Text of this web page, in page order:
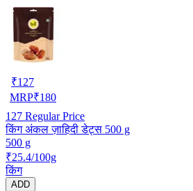
₹127
MRP₹180
127 Regular Price
किंग अंकल ज़ाहिदी डेट्स 500 g
500 g
₹25.4/100g
किंग
ADD